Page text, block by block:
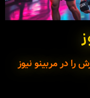
را در مربینو نیوز